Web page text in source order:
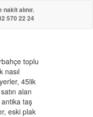
alınır.
570 22 24
toplu
nasıl
45lik
alan
taş
eski plak